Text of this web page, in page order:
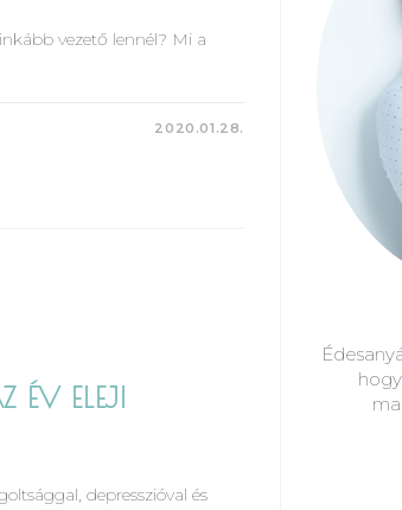
vezető lennél? Mi a
2020.01.28.
ÉV ELEJI
depresszióval és